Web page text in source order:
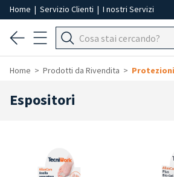
Home | Servizio Clienti | I nostri Servizi
Home Prodotti da Rivendita
Espositori